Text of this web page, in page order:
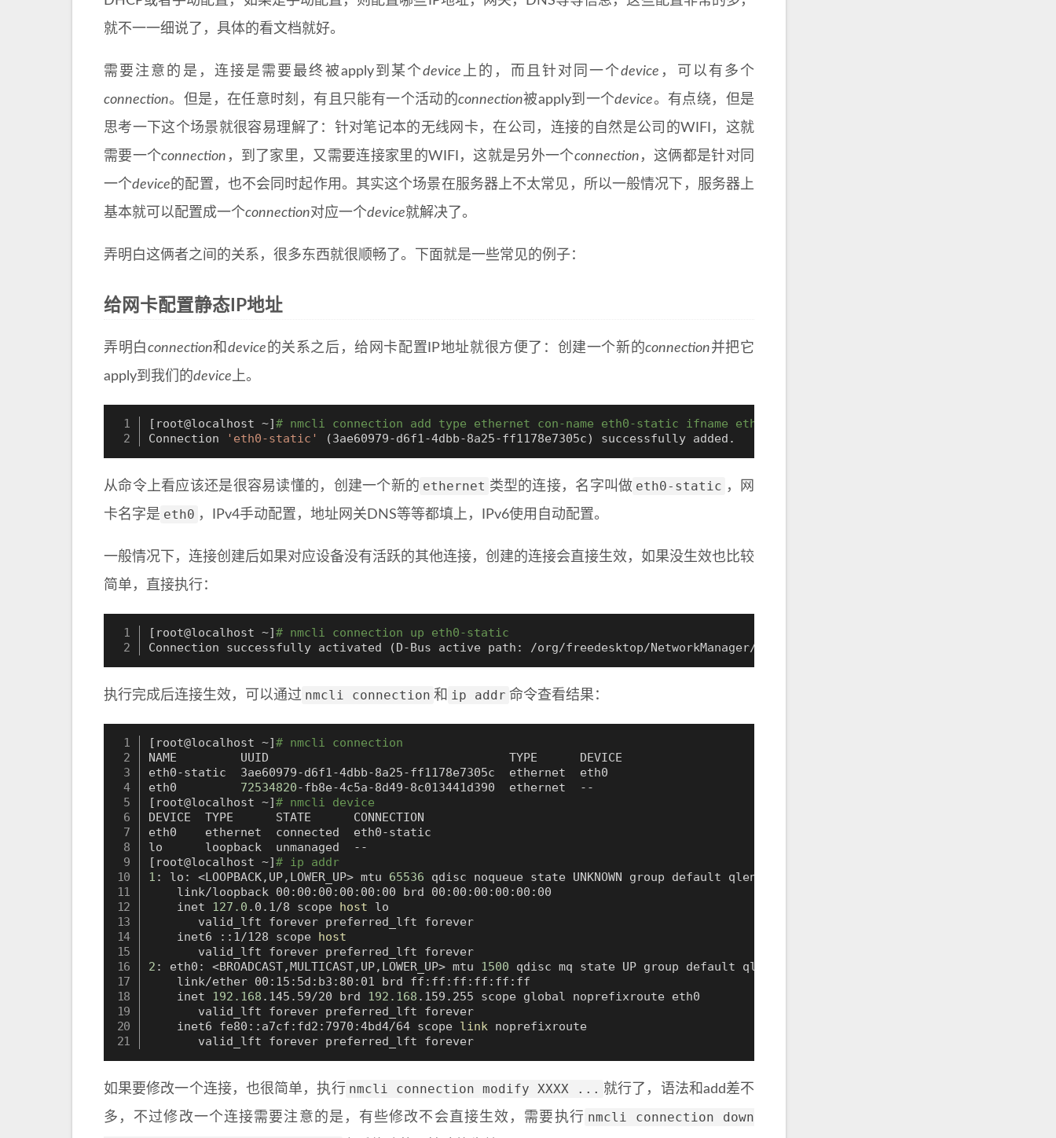
就不一一细说了，具体的看文档就好。
需要注意的是，连接是需要最终被apply到某个device 上的，而且针对同一个device ，可以有多个
connection。但是，在任意时刻，有且只能有一个活动的connection被apply到一个device。有点绕，但是
思考一下这个场景就很容易理解了：针对笔记本的无线网卡，在公司，连接的自然是公司的WIFI，这就
需要一个connection ，到了家里，又需要连接家里的WIFI，这就是另外一个connection ，这俩都是针对同
一个device的配置，也不会同时起作用。其实这个场景在服务器上不太常见，所以一般情况下，服务器上
基本就可以配置成一个connection对应一个device就解决了。
弄明白这俩者之间的关系，很多东西就很顺畅了。下面就是一些常见的例子：
给网卡配置静态IP地址
弄明白 connection和device 的关系之后，给网卡配置IP地址就很方便了：创建一个新的connection并把它
apply到我们的device上。
[ root@localhost ~]# nmcli connection add type ethernet con-name eth0-static ifname eth0 ipv4.method manual ipv4.addresses
Connection
'eth0-static' (3ae60979-d6f1-4dbb-8a25-ff1178e7305c) successfully added.
从命令上看应该还是很容易读懂的，创建一个新的 ethernet 类型的连接，名字叫做 eth0-static ，网
卡名字是 eth0 ，IPv4手动配置，地址网关DNS等等都填上，IPv6使用自动配置。
一般情况下，连接创建后如果对应设备没有活跃的其他连接，创建的连接会直接生效，如果没生效也比较
简单，直接执行：
[ root@localhost ~]# nmcli connection up eth0-static
Connection successfully activated
(D-Bus active path: /org/freedesktop/NetworkManager/ActiveConnection/4
执行完成后连接生效，可以通过 nmcli connection 和 ip addr 命令查看结果：
[ root@localhost ~]# nmcli connection
NAME         UUID                                  TYPE      DEVICE
eth0-static  3ae60979-d6f1-4dbb-8a25-ff1178e7305c  ethernet  eth0
eth0 72534820
[ root@localhost ~]# nmcli device
DEVICE  TYPE      STATE      CONNECTION
eth0    ethernet  connected  eth0-static
[ root@localhost ~]# ip addr
1 : lo: <LOOPBACK,UP,LOWER_UP> mtu 65536 qdisc noqueue state UNKNOWN group default qlen
    link/loopback 00:00:00:00:00:00 brd 00:00:00:00:00:00
    inet
127.0 .0.1/8 scope host lo
       valid_lft forever preferred_lft forever
    inet6 ::1/128 scope
host
2 : eth0: <BROADCAST,MULTICAST,UP,LOWER_UP> mtu 1500 qdisc mq state UP group default qlen
    link/ether 00:15:5d:b3:80:01 brd ff:ff:ff:ff:ff:ff
    inet
192.168 .145.59/20 brd 192.168 .159.255 scope global noprefixroute eth0
       valid_lft forever preferred_lft forever
    inet6 fe80::a7cf:fd2:7970:4bd4/64 scope
link noprefixroute
       valid_lft forever preferred_lft forever
如果要修改一个连接，也很简单，执行 nmcli connection modify XXXX ... 就行了，语法和add差不
多，不过修改一个连接需要注意的是，有些修改不会直接生效，需要执行 nmcli connection down